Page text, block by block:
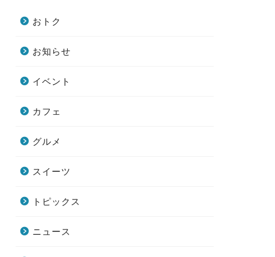
おトク
お知らせ
イベント
カフェ
グルメ
スイーツ
トピックス
ニュース